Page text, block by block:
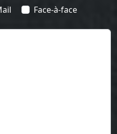
Face-à-face